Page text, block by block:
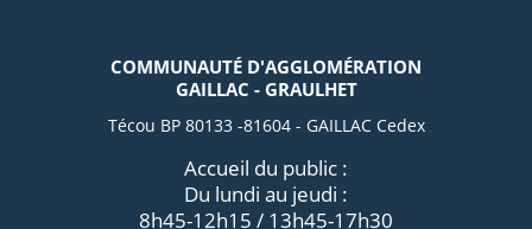
COMMUNAUTÉ D'AGGLOMÉRATION
GAILLAC - GRAULHET
Técou BP 80133 -81604 - GAILLAC Cedex
Accueil du public :
Du lundi au jeudi :
8h45-12h15 / 13h45-17h30